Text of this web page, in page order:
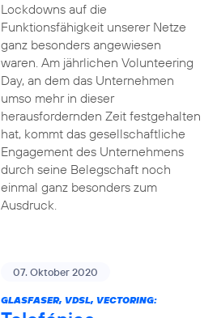
Lockdowns auf die
Funktionsfähigkeit unserer Netze
ganz besonders angewiesen
waren. Am jährlichen Volunteering
Day, an dem das Unternehmen
umso mehr in dieser
herausfordernden Zeit festgehalten
hat, kommt das gesellschaftliche
Engagement des Unternehmens
durch seine Belegschaft noch
einmal ganz besonders zum
Ausdruck.
07. Oktober 2020
GLASFASER, VDSL, VECTORING: